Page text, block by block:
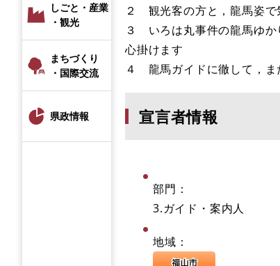
しごと・産業
・観光
まちづくり
・国際交流
県政情報
２ 観光客の方と，龍馬姿で
３ いろは丸事件の龍馬ゆか
心掛けます
４ 龍馬ガイドに徹して，ま
宣言者情報
部門：
3.ガイド・案内人
地域：